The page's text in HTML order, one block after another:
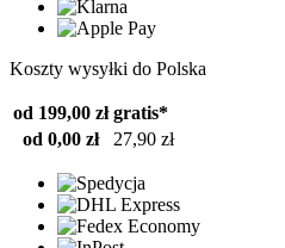
Koszty wysyłki do Polska
od 199,00 zł gratis*
od 0,00 zł
27,90 zł